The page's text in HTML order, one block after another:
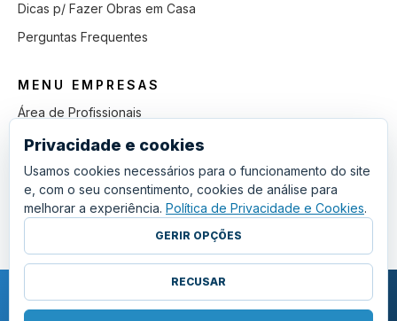
Dicas p/ Fazer Obras em Casa
Perguntas Frequentes
MENU EMPRESAS
Área de Profissionais
Como Funciona
Lista de Pedidos em Aberto
Como Ganhar mais Obras
Perguntas Frequentes
COPYRIGHT © 2011 - 2026 SGSI. TODOS OS DIREITOS RESERVADOS.
Privacidade e cookies
Usamos cookies necessários para o funcionamento do site
e, com o seu consentimento, cookies de análise para
melhorar a experiência. Política de Privacidade e Cookies.
GERIR OPÇÕES
RECUSAR